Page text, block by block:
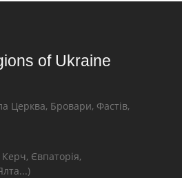
of Ukraine
Церква, Бровари, Фастів,
Євпаторія,